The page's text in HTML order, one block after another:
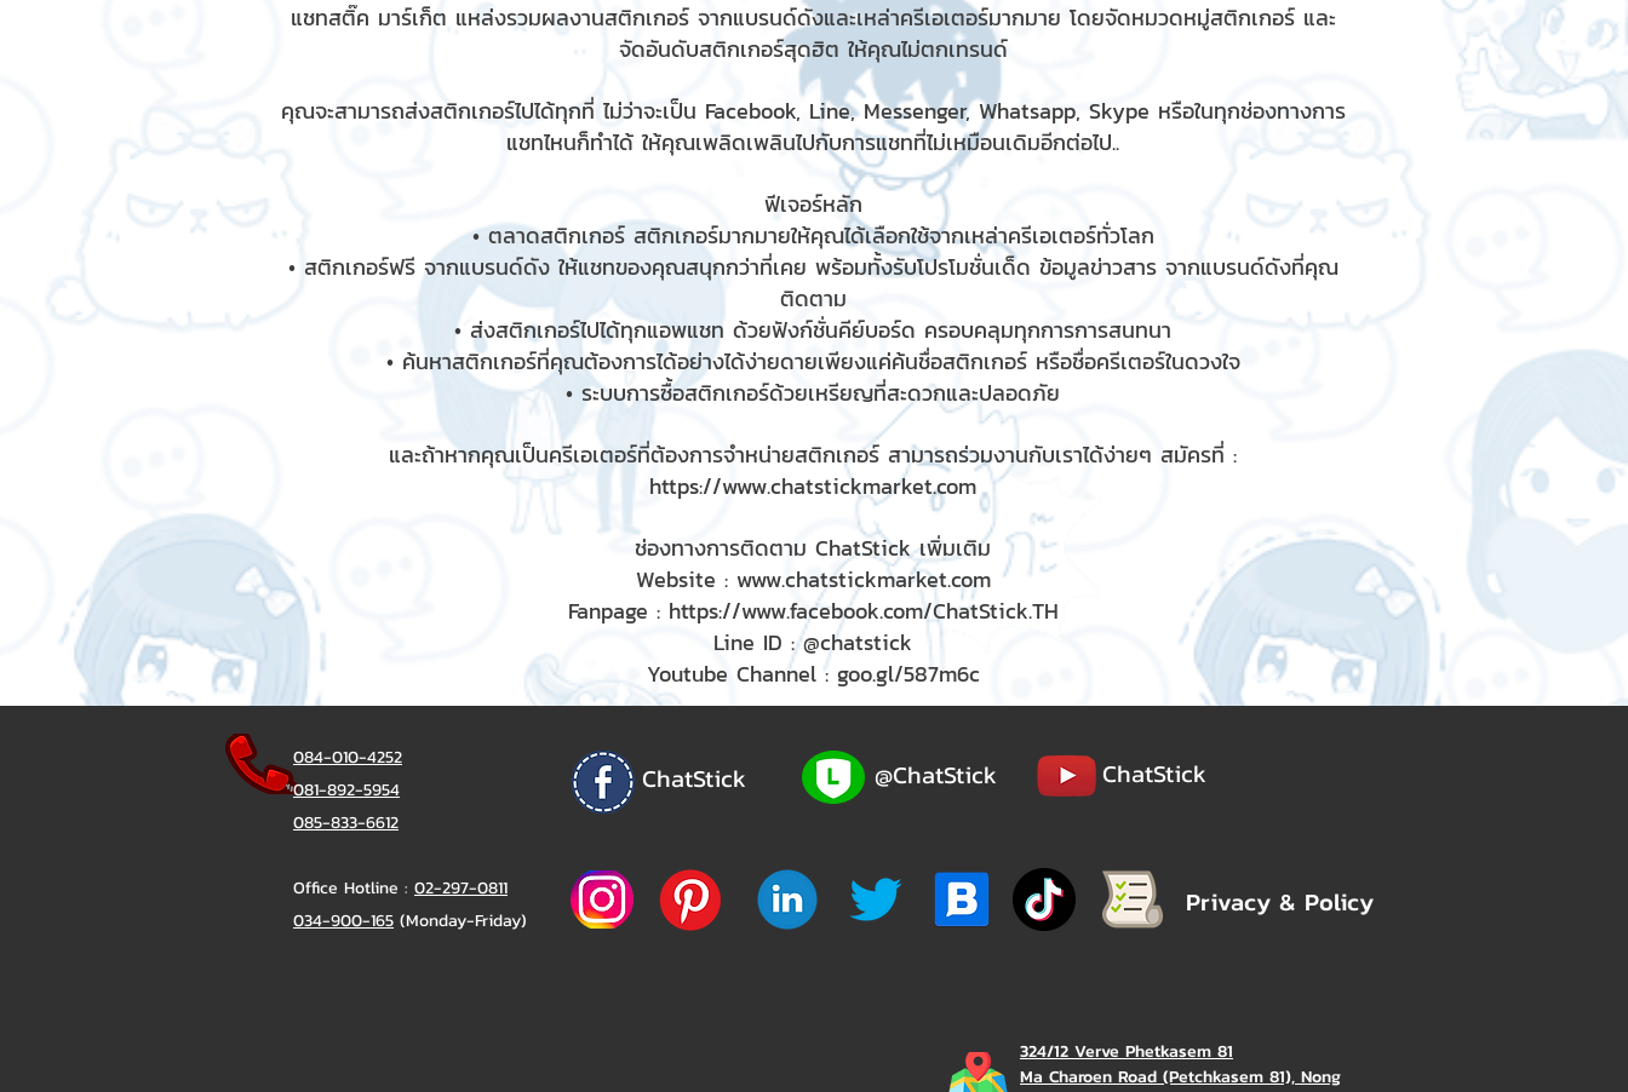
แชทสติ๊ค มาร์เก็ต แหล่งรวมผลงานสติกเกอร์ จากแบรนด์ดังและเหล่าครีเอเตอร์มากมาย โดยจัดหมวดหมู่สติกเกอร์ และ
จัดอันดับสติกเกอร์สุดฮิต ให้คุณไม่ตกเทรนด์
คุณจะสามารถส่งสติกเกอร์ไปได้ทุกที่ ไม่ว่าจะเป็น Facebook, Line, Messenger, Whatsapp, Skype หรือในทุกช่องทางการ
แชทไหนก็ทำได้ ให้คุณเพลิดเพลินไปกับการแชทที่ไม่เหมือนเดิมอีกต่อไป..
ฟีเจอร์หลัก
• ตลาดสติกเกอร์ สติกเกอร์มากมายให้คุณได้เลือกใช้จากเหล่าครีเอเตอร์ทั่วโลก
• สติกเกอร์ฟรี จากแบรนด์ดัง ให้แชทของคุณสนุกกว่าที่เคย พร้อมทั้งรับโปรโมชั่นเด็ด ข้อมูลข่าวสาร จากแบรนด์ดังที่คุณ
ติดตาม
• ส่งสติกเกอร์ไปได้ทุกแอพแชท ด้วยฟังก์ชั่นคีย์บอร์ด ครอบคลุมทุกการการสนทนา
• ค้นหาสติกเกอร์ที่คุณต้องการได้อย่างได้ง่ายดายเพียงแค่ค้นชื่อสติกเกอร์ หรือชื่อครีเตอร์ในดวงใจ
• ระบบการซื้อสติกเกอร์ด้วยเหรียญที่สะดวกและปลอดภัย
และถ้าหากคุณเป็นครีเอเตอร์ที่ต้องการจำหน่ายสติกเกอร์ สามารถร่วมงานกับเราได้ง่ายๆ สมัครที่ :
https://www.chatstickmarket.com
ช่องทางการติดตาม ChatStick เพิ่มเติม
Website : www.chatstickmarket.com
Fanpage : https://www.facebook.com/ChatStick.TH
Line ID : @chatstick
Youtube Channel : goo.gl/587m6c
084-010-4252
081-892-5954
085-833-6612
Office Hotline : 02-297-0811
034-900-165 (Monday-Friday)
ChatStick @ChatStick ChatStick
Privacy & Policy
324/12 Verve Phetkasem 81
Ma Charoen Road (Petchkasem 81), Nong